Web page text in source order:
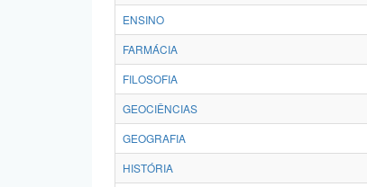
ENSINO
FARMÁCIA
FILOSOFIA
GEOCIÊNCIAS
GEOGRAFIA
HISTÓRIA